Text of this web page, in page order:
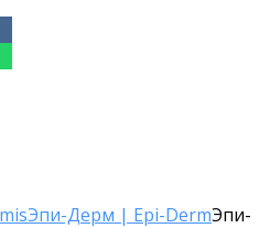
Эпи-Дерм | Epi-DermЭпи-